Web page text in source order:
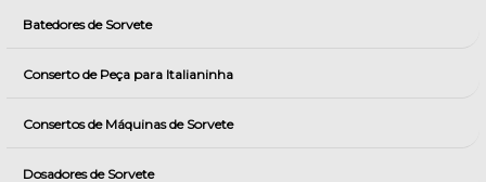
Batedores de Sorvete
Conserto de Peça para Italianinha
Consertos de Máquinas de Sorvete
Dosadores de Sorvete